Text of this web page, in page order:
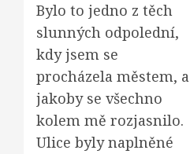
Bylo to jedno z těch
slunných odpolední,
kdy jsem se
procházela městem, a
jakoby se všechno
kolem mě rozjasnilo.
Ulice byly naplněné